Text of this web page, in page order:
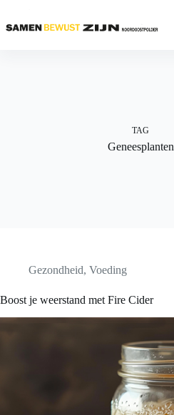
de
TAG
Geneesplanten
Gezondheid, Voeding
Boost je weerstand met Fire Cider